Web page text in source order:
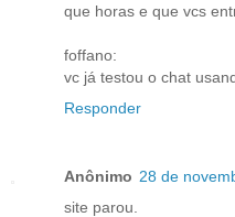
que horas e que vcs
foffano:
vc já testou o chat
Responder
Anônimo 28 de
site parou.